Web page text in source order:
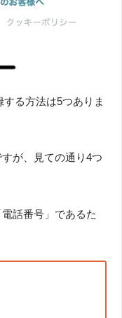
る方法は5つありま
が、見ての通り4つ
話番号」であるた